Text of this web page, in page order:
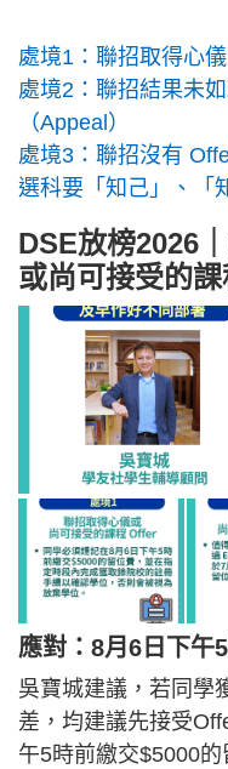
處境1：聯招取得心
處境2：聯招結果未
（Appeal）
處境3：聯招沒有
選科要「知己」、「
DSE放榜2026
或尚可接受的
應對：8月6日下午
吳寶城建議，若同學
差，均建議先接受
午5時前繳交$5000